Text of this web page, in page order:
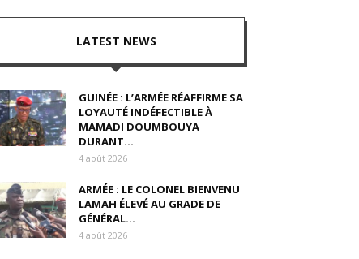
LATEST NEWS
GUINÉE : L’ARMÉE RÉAFFIRME SA
LOYAUTÉ INDÉFECTIBLE À
MAMADI DOUMBOUYA
DURANT...
4 août 2026
ARMÉE : LE COLONEL BIENVENU
LAMAH ÉLEVÉ AU GRADE DE
GÉNÉRAL...
4 août 2026